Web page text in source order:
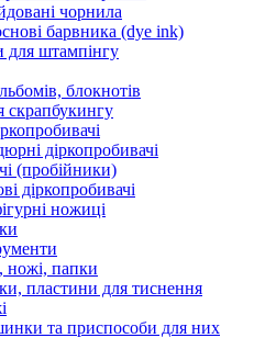
чорнила
барвника (dye ink)
для штампінгу
блокнотів
скрапбукингу
діркопробивачі
(пробійники)
діркопробивачі
ножиці
папки
пластини для тиснення
та приспособи для них